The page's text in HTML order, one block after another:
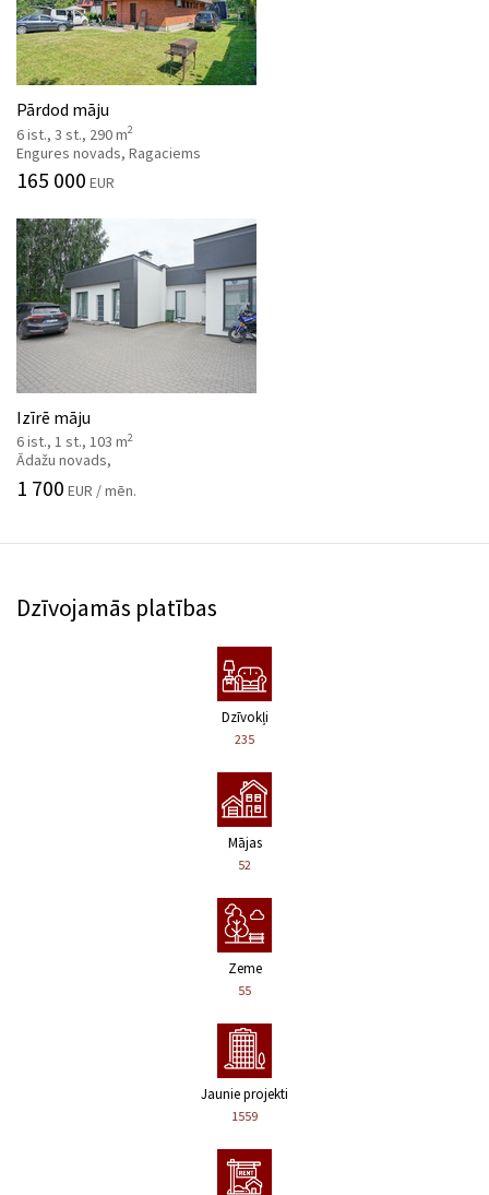
Pārdod māju
6 ist., 3 st., 290 m2
Engures novads, Ragaciems
165 000 EUR
Izīrē māju
6 ist., 1 st., 103 m2
Ādažu novads,
1 700 EUR / mēn.
Dzīvojamās platības
Dzīvokļi
235
Mājas
52
Zeme
55
Jaunie projekti
1559